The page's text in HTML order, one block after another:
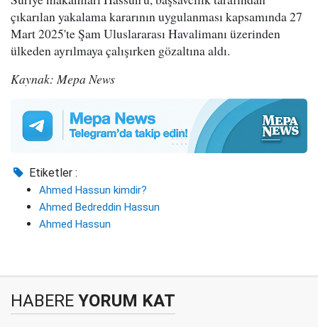
çıkarılan yakalama kararının uygulanması kapsamında 27
Mart 2025'te Şam Uluslararası Havalimanı üzerinden
ülkeden ayrılmaya çalışırken gözaltına aldı.
Kaynak: Mepa News
Etiketler :
Ahmed Hassun kimdir?
Ahmed Bedreddin Hassun
Ahmed Hassun
HABERE YORUM KAT